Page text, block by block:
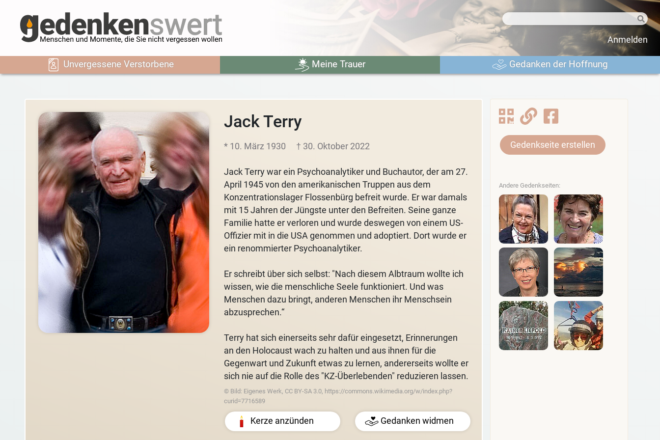
Anmelden
Unvergessene Verstorbene Meine Trauer Gedanken der Hoffnung
Jack Terry
* 10. März 1930 † 30. Oktober 2022
Jack Terry war ein Psychoanalytiker und Buchautor, der am 27.
April 1945 von den amerikanischen Truppen aus dem
Konzentrationslager Flossenbürg befreit wurde. Er war damals
mit 15 Jahren der Jüngste unter den Befreiten. Seine ganze
Familie hatte er verloren und wurde deswegen von einem US-
Offizier mit in die USA genommen und adoptiert. Dort wurde er
ein renommierter Psychoanalytiker.
Er schreibt über sich selbst: "Nach diesem Albtraum wollte ich
wissen, wie die menschliche Seele funktioniert. Und was
Menschen dazu bringt, anderen Menschen ihr Menschsein
abzusprechen.“
Terry hat sich einerseits sehr dafür eingesetzt, Erinnerungen
an den Holocaust wach zu halten und aus ihnen für die
Gegenwart und Zukunft etwas zu lernen, andererseits wollte er
sich nie auf die Rolle des "KZ-Überlebenden" reduzieren lassen.
© Bild: Eigenes Werk, CC BY-SA 3.0, https://commons.wikimedia.org/w/index.php?
curid=7716589
Kerze anzünden Gedanken widmen
Gedenkseite erstellen
Andere Gedenkseiten: